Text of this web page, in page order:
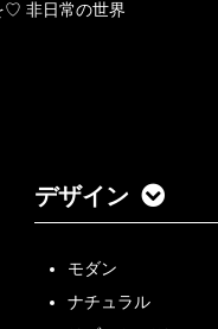
♡ 非日常の世界
デザイン
モダン
ナチュラル